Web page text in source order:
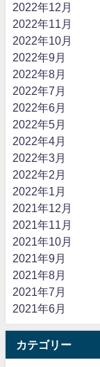
2022年12月
2022年11月
2022年10月
2022年9月
2022年8月
2022年7月
2022年6月
2022年5月
2022年4月
2022年3月
2022年2月
2022年1月
2021年12月
2021年11月
2021年10月
2021年9月
2021年8月
2021年7月
2021年6月
カテゴリー